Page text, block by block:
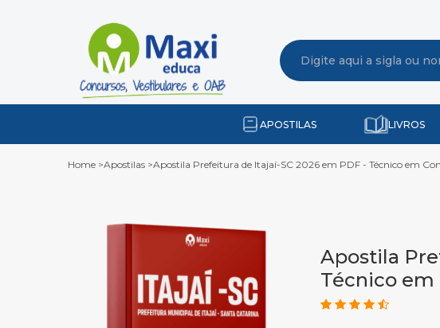
APOSTILAS LIVROS
Home>Apostilas>Apostila Prefeitura de Itajaí-SC 2026 em PDF - Técnico em
Apostila
Técnico